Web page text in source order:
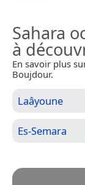
Sahara
à
En savoir plus
Boujdour.
Laâyoune
Es-Semara